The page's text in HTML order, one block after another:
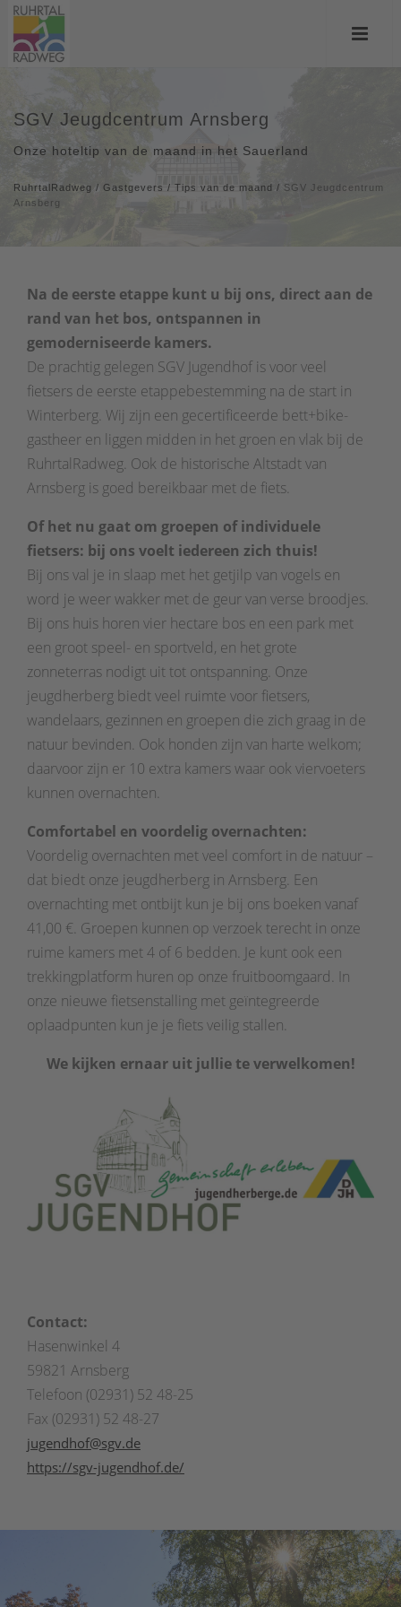
SGV Jeugdcentrum Arnsberg
Onze hoteltip van de maand in het Sauerland
RuhrtalRadweg / Gastgevers / Tips van de maand / SGV Jeugdcentrum
Arnsberg
Na de eerste etappe kunt u bij ons, direct aan de
rand van het bos, ontspannen in
gemoderniseerde kamers.
De prachtig gelegen SGV Jugendhof is voor veel
fietsers de eerste etappebestemming na de start in
Winterberg. Wij zijn een gecertificeerde bett+bike-
gastheer en liggen midden in het groen en vlak bij de
RuhrtalRadweg. Ook de historische Altstadt van
Arnsberg is goed bereikbaar met de fiets.
Of het nu gaat om groepen of individuele
fietsers: bij ons voelt iedereen zich thuis!
Bij ons val je in slaap met het getjilp van vogels en
word je weer wakker met de geur van verse broodjes.
Bij ons huis horen vier hectare bos en een park met
een groot speel- en sportveld, en het grote
zonneterras nodigt uit tot ontspanning. Onze
jeugdherberg biedt veel ruimte voor fietsers,
wandelaars, gezinnen en groepen die zich graag in de
natuur bevinden. Ook honden zijn van harte welkom;
daarvoor zijn er 10 extra kamers waar ook viervoeters
kunnen overnachten.
Comfortabel en voordelig overnachten:
Voordelig overnachten met veel comfort in de natuur –
dat biedt onze jeugdherberg in Arnsberg. Een
overnachting met ontbijt kun je bij ons boeken vanaf
41,00 €. Groepen kunnen op verzoek terecht in onze
ruime kamers met 4 of 6 bedden. Je kunt ook een
trekkingplatform huren op onze fruitboomgaard. In
onze nieuwe fietsenstalling met geïntegreerde
oplaadpunten kun je je fiets veilig stallen.
We kijken ernaar uit jullie te verwelkomen!
Contact:
Hasenwinkel 4
59821 Arnsberg
Telefoon (02931) 52 48-25
Fax (02931) 52 48-27
jugendhof@sgv.de
https://sgv-jugendhof.de/